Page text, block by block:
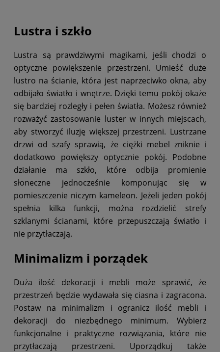
Lustra i szkło
Lustra są prawdziwymi magikami, jeśli chodzi o
optyczne powiększenie przestrzeni. Umieść duże
lustro na ścianie, która jest naprzeciwko okna, aby
odbijało światło i wnętrze. Dzięki temu pokój okaże
się bardziej rozległy i pełen światła. Możesz również
rozważyć zastosowanie luster w innych miejscach,
aby stworzyć iluzję większej przestrzeni. Lustrzane
drzwi od szafy sprawią, że ciężki mebel zniknie i
dodatkowo powiększy optycznie pokój. Podobne
działanie ma szkło, które odbija promienie
słoneczne jednocześnie komponując się w
pomieszczenie niczym kameleon. Jeżeli jeden pokój
spełnia kilka funkcji, można rozdzielić strefy
szklanymi ścianami, które przepuszczają światło i
nie przytłaczają.
Minimalizm i porządek
Duża ilość dekoracji i mebli może sprawić, że
przestrzeń będzie wydawała się ciasna i zagracona.
Postaw na minimalizm i ogranicz ilość mebli i
dekoracji do niezbędnego minimum. Wybierz
funkcjonalne i praktyczne rozwiązania, które nie
przytłaczają przestrzeni. Uporządkuj także